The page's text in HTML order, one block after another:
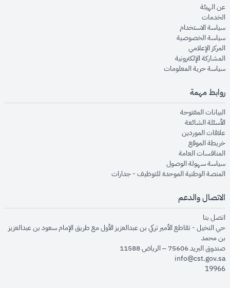
عن الهيئةopens in new window
الخدماتopens in new window
سياسة الاستخدام
سياسة الخصوصيةopens in new window
المركز الإعلاميopens in new window
المشاركة الإلكترونيةopens in new window
سياسة حرية المعلوماتopens in new window
روابط مهمة
البيانات المفتوحةopens in new window
الأسئلة الشائعةopens in new window
علاقات الموردينopens in new window
خريطة الموقعopens in new window
المنافسات العامةopens in new window
سياسة سهولة الوصولopens in new window
المنصة الوطنية الموحدة للتوظيف - جداراتopens in new window
الاتصال والدعم
اتصل بنا
حي النخيل - تقاطع الأمير تركي بن عبدالعزيز الأول مع طريق الإمام سعود بن عبدالعزيز
بن محمد
صندوق البريد 75606 – الرياض 11588
info@cst.gov.sa
19966